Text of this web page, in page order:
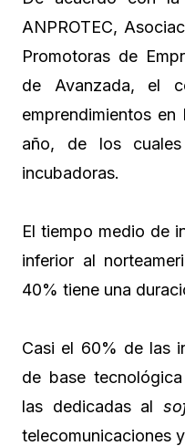
ANPROTEC,
Promotoras de
de Avanzada, el
emprendimientos
año, de los
incubadoras.
El tiempo medio de
inferior al
40% tiene una
Casi el 60% de las
de base
las dedicadas al
telecomunicaciones